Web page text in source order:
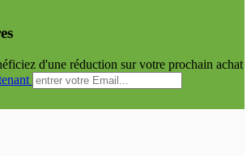
d'une réduction sur votre prochain achat